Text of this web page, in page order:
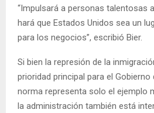
“Impulsará a personas talentosas
hará que Estados Unidos sea un
para los negocios”, escribió Bier.
Si bien la represión de la
prioridad principal para el Gobierno
norma representa solo el ejemplo
la administración también está